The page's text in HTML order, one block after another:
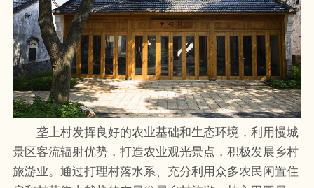
垄上村发挥良好的农业基础和生态环境，利用慢城
景区客流辐射优势，打造农业观光景点，积极发展乡村
旅游业。通过打理村落水系、充分利用众多农民闲置住